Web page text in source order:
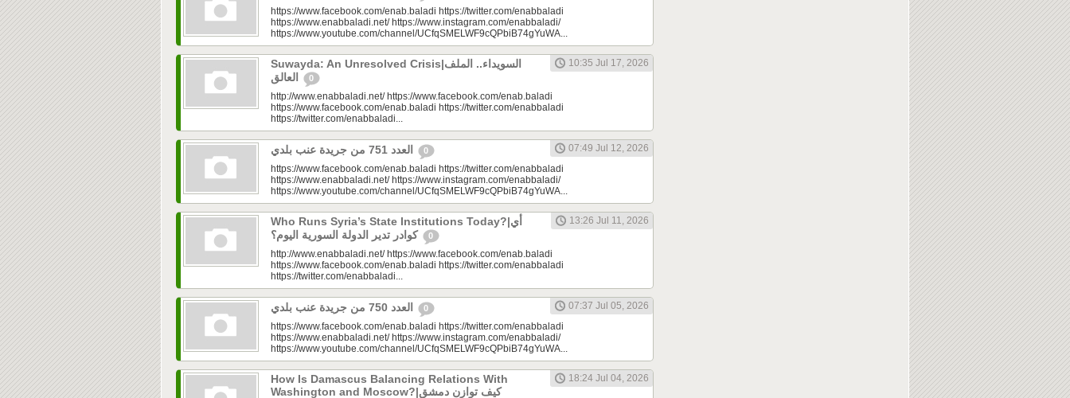
https://www.facebook.com/enab.baladi https://twitter.com/enabbaladi
https://www.enabbaladi.net/ https://www.instagram.com/enabbaladi/
https://www.youtube.com/channel/UCfqSMELWF9cQPbiB74gYuWA...
Suwayda: An Unresolved Crisis|السويداء.. الملف
0
10:35 Jul 17, 2026
http://www.enabbaladi.net/ https://www.facebook.com/enab.baladi
https://www.facebook.com/enab.baladi https://twitter.com/enabbaladi
https://twitter.com/enabbaladi...
0
07:49 Jul 12, 2026
https://www.facebook.com/enab.baladi https://twitter.com/enabbaladi
https://www.enabbaladi.net/ https://www.instagram.com/enabbaladi/
https://www.youtube.com/channel/UCfqSMELWF9cQPbiB74gYuWA...
Who Runs Syria’s State Institutions Today?|أي
كوادر تدير الدولة السورية اليوم؟
0
13:26 Jul 11, 2026
http://www.enabbaladi.net/ https://www.facebook.com/enab.baladi
https://www.facebook.com/enab.baladi https://twitter.com/enabbaladi
https://twitter.com/enabbaladi...
0
07:37 Jul 05, 2026
https://www.facebook.com/enab.baladi https://twitter.com/enabbaladi
https://www.enabbaladi.net/ https://www.instagram.com/enabbaladi/
https://www.youtube.com/channel/UCfqSMELWF9cQPbiB74gYuWA...
How Is Damascus Balancing Relations With
Washington and Moscow?|كيف توازن دمشق
18:24 Jul 04, 2026